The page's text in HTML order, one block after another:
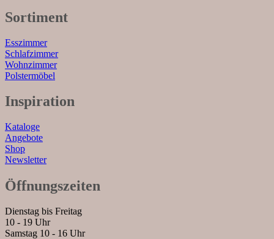
Sortiment
Esszimmer
Schlafzimmer
Wohnzimmer
Polstermöbel
Inspiration
Kataloge
Angebote
Shop
Newsletter
Öffnungszeiten
Dienstag bis Freitag
10 - 19 Uhr
Samstag 10 - 16 Uhr